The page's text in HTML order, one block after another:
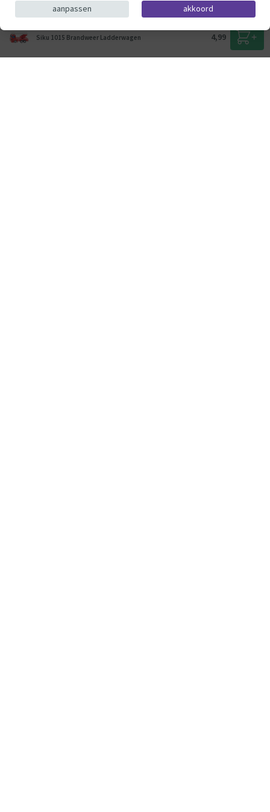
Siku 1015 Brandweer Ladderwagen 4,99
aanpassen akkoord